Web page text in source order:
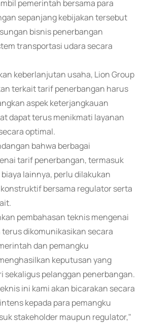
pemerintah bersama para
sepanjang kebijakan tersebut
bisnis penerbangan
transportasi udara secara
keberlanjutan usaha, Lion Group
terkait tarif penerbangan harus
aspek keterjangkauan
dapat terus menikmati layanan
optimal.
bahwa berbagai
tarif penerbangan, termasuk
lainnya, perlu dilakukan
bersama regulator serta
pembahasan teknis mengenai
dikomunikasikan secara
dan pemangku
keputusan yang
sekaligus pelanggan penerbangan.
ini kami akan bicarakan secara
kepada para pemangku
stakeholder maupun regulator,"